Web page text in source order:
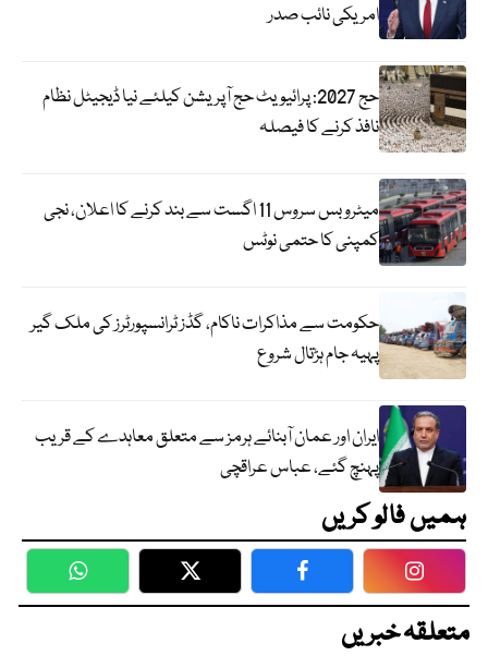
امریکی نائب صدر
حج 2027: پرائیویٹ حج آپریشن کیلئے نیا ڈیجیٹل نظام
نافذ کرنے کا فیصلہ
میٹرو بس سروس 11 اگست سے بند کرنے کا اعلان، نجی
کمپنی کا حتمی نوٹس
حکومت سے مذاکرات ناکام، گڈز ٹرانسپورٹرز کی ملک گیر
پہیہ جام ہڑتال شروع
ایران اور عمان آبنائے ہرمز سے متعلق معاہدے کے قریب
پہنچ گئے، عباس عراقچی
ہمیں فالو کریں
WhatsApp Twitter Facebook
متعلقہ خبریں